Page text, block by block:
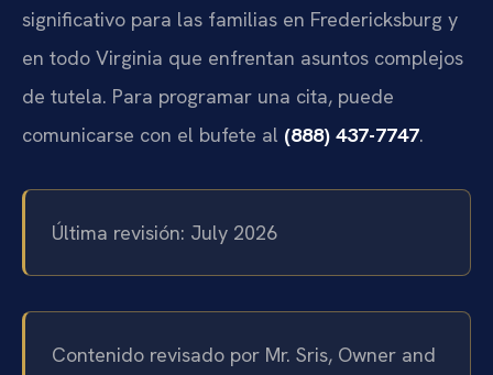
significativo para las familias en Fredericksburg y
en todo Virginia que enfrentan asuntos complejos
de tutela. Para programar una cita, puede
comunicarse con el bufete al (888) 437-7747.
Última revisión: July 2026
Contenido revisado por Mr. Sris, Owner and